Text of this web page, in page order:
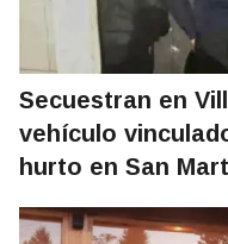
Secuestran en
vehículo
hurto en San